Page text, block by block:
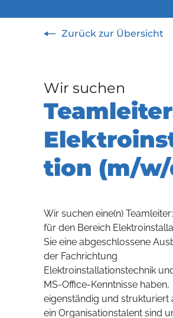
Zurück zur Übersicht
Wir suchen
tion (m/
Wir suchen eine(n)
für den Bereich
Sie eine abgeschlossene
der Fachrichtung
Elektroinstallationstechnik
MS-Office-Kenntnisse haben,
eigenständig und strukturiert
ein Organisationstalent sind